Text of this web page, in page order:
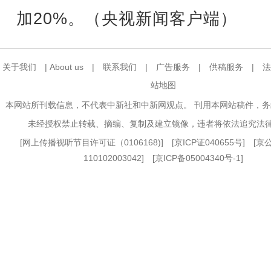
加20%。（央视新闻客户端）
关于我们 | About us | 联系我们 | 广告服务 | 供稿服务 |
站地图
本网站所刊载信息，不代表中新社和中新网观点。 刊用本网站稿件，
未经授权禁止转载、摘编、复制及建立镜像，违者将依法追究法
[网上传播视听节目许可证（0106168)] [京ICP证040655号] [京
110102003042] [京ICP备05004340号-1]